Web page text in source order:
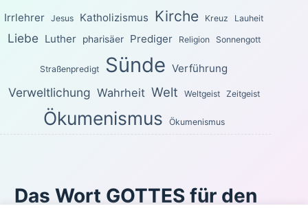
Irrlehrer Jesus Katholizismus Kirche Kreuz Lauheit
Liebe Luther pharisäer Prediger Religion Sonnengott
Straßenpredigt Sünde Verführung
Verweltlichung Wahrheit Welt Weltgeist Zeitgeist
Ökumenismus Ökumenismus
Das Wort GOTTES für den